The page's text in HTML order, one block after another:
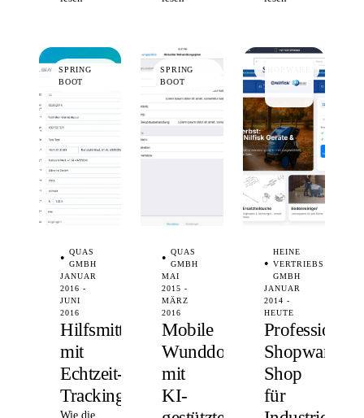
SPRING
BOOT
QUAS
GMBH
JANUAR
2016 -
JUNI
2016
Hilfsmittelpoolverwaltung
mit
Echtzeit-
Tracking
Wie die
SPRING
BOOT
QUAS
GMBH
MAI
2015 -
MÄRZ
2016
Mobile
Wunddokumentation
mit
KI-
SHOPWARE
HEINE
VERTRIEBS
GMBH
JANUAR
2014 -
HEUTE
Shopware-
Shop
für